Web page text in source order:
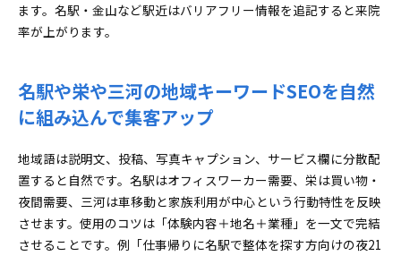
ます。名駅・金山など駅近はバリアフリー情報を追記すると来院
率が上がります。
名駅や栄や三河の地域キーワードSEOを自然
に組み込んで集客アップ
地域語は説明文、投稿、写真キャプション、サービス欄に分散配
置すると自然です。名駅はオフィスワーカー需要、栄は買い物・
夜間需要、三河は車移動と家族利用が中心という行動特性を反映
させます。使用のコツは「体験内容＋地名＋業種」を一文で完結
させることです。例「仕事帰りに名駅で整体を探す方向けの夜21